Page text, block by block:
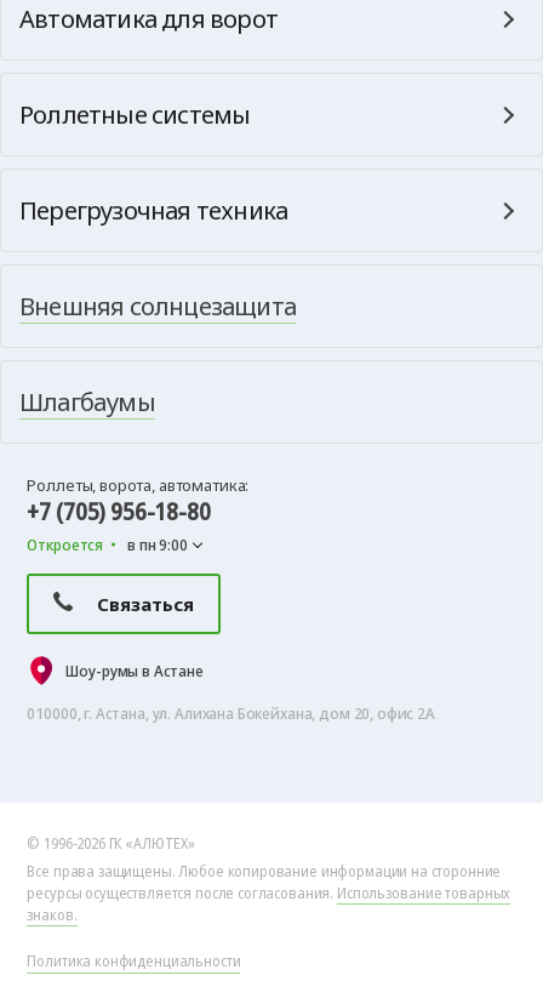
Автоматика для ворот
Роллетные системы
Перегрузочная техника
Внешняя солнцезащита
Шлагбаумы
Роллеты, ворота, автоматика:
+7 (705) 956-18-80
Откроется в пн 9:00
Связаться
Шоу-румы в Астане
010000, г. Астана, ул. Алихана Бокейхана, дом 20, офис 2А
© 1996-2026 ГК «АЛЮТЕХ»
Все права защищены. Любое копирование информации на сторонние
ресурсы осуществляется после согласования. Использование товарных
знаков.
Политика конфиденциальности